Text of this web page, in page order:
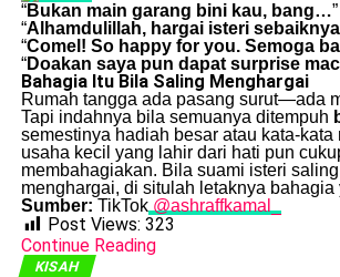
“Bukan main garang bini kau, bang…”
“Alhamdulillah, hargai isteri
“Comel! So happy for you. Semoga
“Doakan saya pun dapat surprise
Bahagia Itu Bila Saling Menghargai
Rumah tangga ada pasang surut—ada
Tapi indahnya bila semuanya ditempuh
semestinya hadiah besar atau kata-kata
usaha kecil yang lahir dari hati pun
membahagiakan. Bila suami isteri
menghargai, di situlah letaknya bahagia
Sumber: TikTok@ashraffkamal_
Post Views: 323
Continue Reading
KISAH